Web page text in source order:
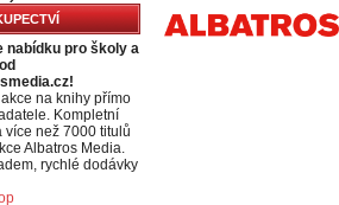
nabídku pro školy a
na knihy přímo
Kompletní
více než 7000 titulů
Albatros Media.
rychlé dodávky